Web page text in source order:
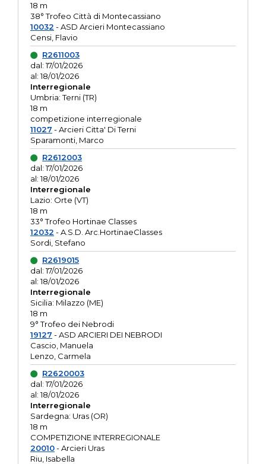
18 m
38° Trofeo Città di Montecassiano
10032 - ASD Arcieri Montecassiano
Censi, Flavio
R2611003
dal: 17/01/2026
al: 18/01/2026
Interregionale
Umbria: Terni (TR)
18 m
competizione interregionale
11027 - Arcieri Citta' Di Terni
Sparamonti, Marco
R2612003
dal: 17/01/2026
al: 18/01/2026
Interregionale
Lazio: Orte (VT)
18 m
33° Trofeo Hortinae Classes
12032 - A.S.D. Arc.HortinaeClasses
Sordi, Stefano
R2619015
dal: 17/01/2026
al: 18/01/2026
Interregionale
Sicilia: Milazzo (ME)
18 m
9° Trofeo dei Nebrodi
19127 - ASD ARCIERI DEI NEBRODI
Cascio, Manuela
Lenzo, Carmela
R2620003
dal: 17/01/2026
al: 18/01/2026
Interregionale
Sardegna: Uras (OR)
18 m
COMPETIZIONE INTERREGIONALE
20010- Arcieri Uras
Riu, Isabella